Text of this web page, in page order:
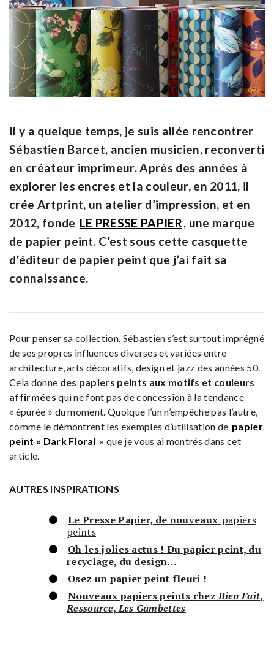
Il y a quelque temps, je suis allée rencontrer
Sébastien Barcet, ancien musicien, reconverti
en créateur imprimeur. Après des années à
explorer les encres et la couleur, en 2011, il
crée Artprint, un atelier d’impression, et en
2012, fonde LE PRESSE PAPIER, une marque
de papier peint. C’est sous cette casquette
d’éditeur de papier peint que j’ai fait sa
connaissance.
Pour penser sa collection, Sébastien s’est surtout imprégné
de ses propres influences diverses et variées entre
architecture, arts décoratifs, design et jazz des années 50.
Cela donne des papiers peints aux motifs et couleurs
affirmées qui ne font pas de concession à la tendance
« épurée » du moment. Quoique l’un n’empêche pas l’autre,
comme le démontrent les exemples d’utilisation de papier
peint « Dark Floral » que je vous ai montrés dans cet
article.
AUTRES INSPIRATIONS
Le Presse Papier, de nouveaux papiers
peints
Oh les jolies actus ! Du papier peint, du
recyclage, du design…
Osez un papier peint fleuri !
Nouveaux papiers peints chezBien Fait,
Ressource,Les Gambettes